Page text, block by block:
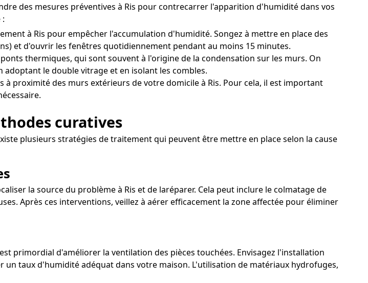
des mesures préventives à Ris pour contrecarrer l'apparition d'humidité dans vos
à Ris pour empêcher l'accumulation d'humidité. Songez à mettre en place des
et d'ouvrir les fenêtres quotidiennement pendant au moins 15 minutes.
thermiques, qui sont souvent à l'origine de la condensation sur les murs. On
le double vitrage et en isolant les combles.
à proximité des murs extérieurs de votre domicile à Ris. Pour cela, il est important
curatives
plusieurs stratégies de traitement qui peuvent être mettre en place selon la cause
la source du problème à Ris et de laréparer. Cela peut inclure le colmatage de
Après ces interventions, veillez à aérer efficacement la zone affectée pour éliminer
primordial d'améliorer la ventilation des pièces touchées. Envisagez l'installation
taux d'humidité adéquat dans votre maison. L'utilisation de matériaux hydrofuges,